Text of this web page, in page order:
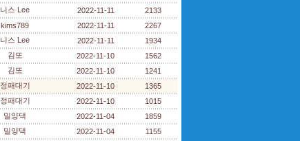
니스 Lee 2022-11-11
2133
kims789 2022-11-11
2267
니스 Lee 2022-11-11
1934
김또 2022-11-10
1562
김또 2022-11-10
1241
정패대기 2022-11-10
1365
정패대기 2022-11-10
1015
밀양댁 2022-11-04
1859
밀양댁 2022-11-04 1155